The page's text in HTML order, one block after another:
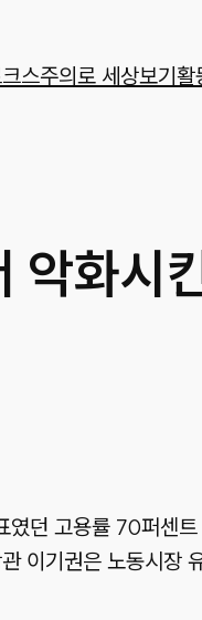
스주의로 세상보기활
악화시
던 고용률 70퍼센
이기권은 노동시장